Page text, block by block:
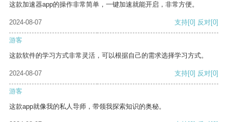
这款加速器app的操作非常简单，一键加速就能开启，非常方便。
2024-08-07 支持[0] 反对[0]
游客
这款软件的学习方式非常灵活，可以根据自己的需求选择学习方式。
2024-08-07 支持[0] 反对[0]
游客
这款app就像我的私人导师，带领我探索知识的奥秘。